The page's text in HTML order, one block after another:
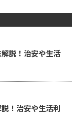
説！治安や生活
！治安や生活利